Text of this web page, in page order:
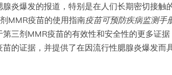
炎爆发的报道，特别是在人们长期密切接
MMR疫苗的使用指南疫苗可预防疾病监测手
三剂MMR疫苗的有效性和安全性的更多证
的证据，并提供了在因流行性腮腺炎爆发而